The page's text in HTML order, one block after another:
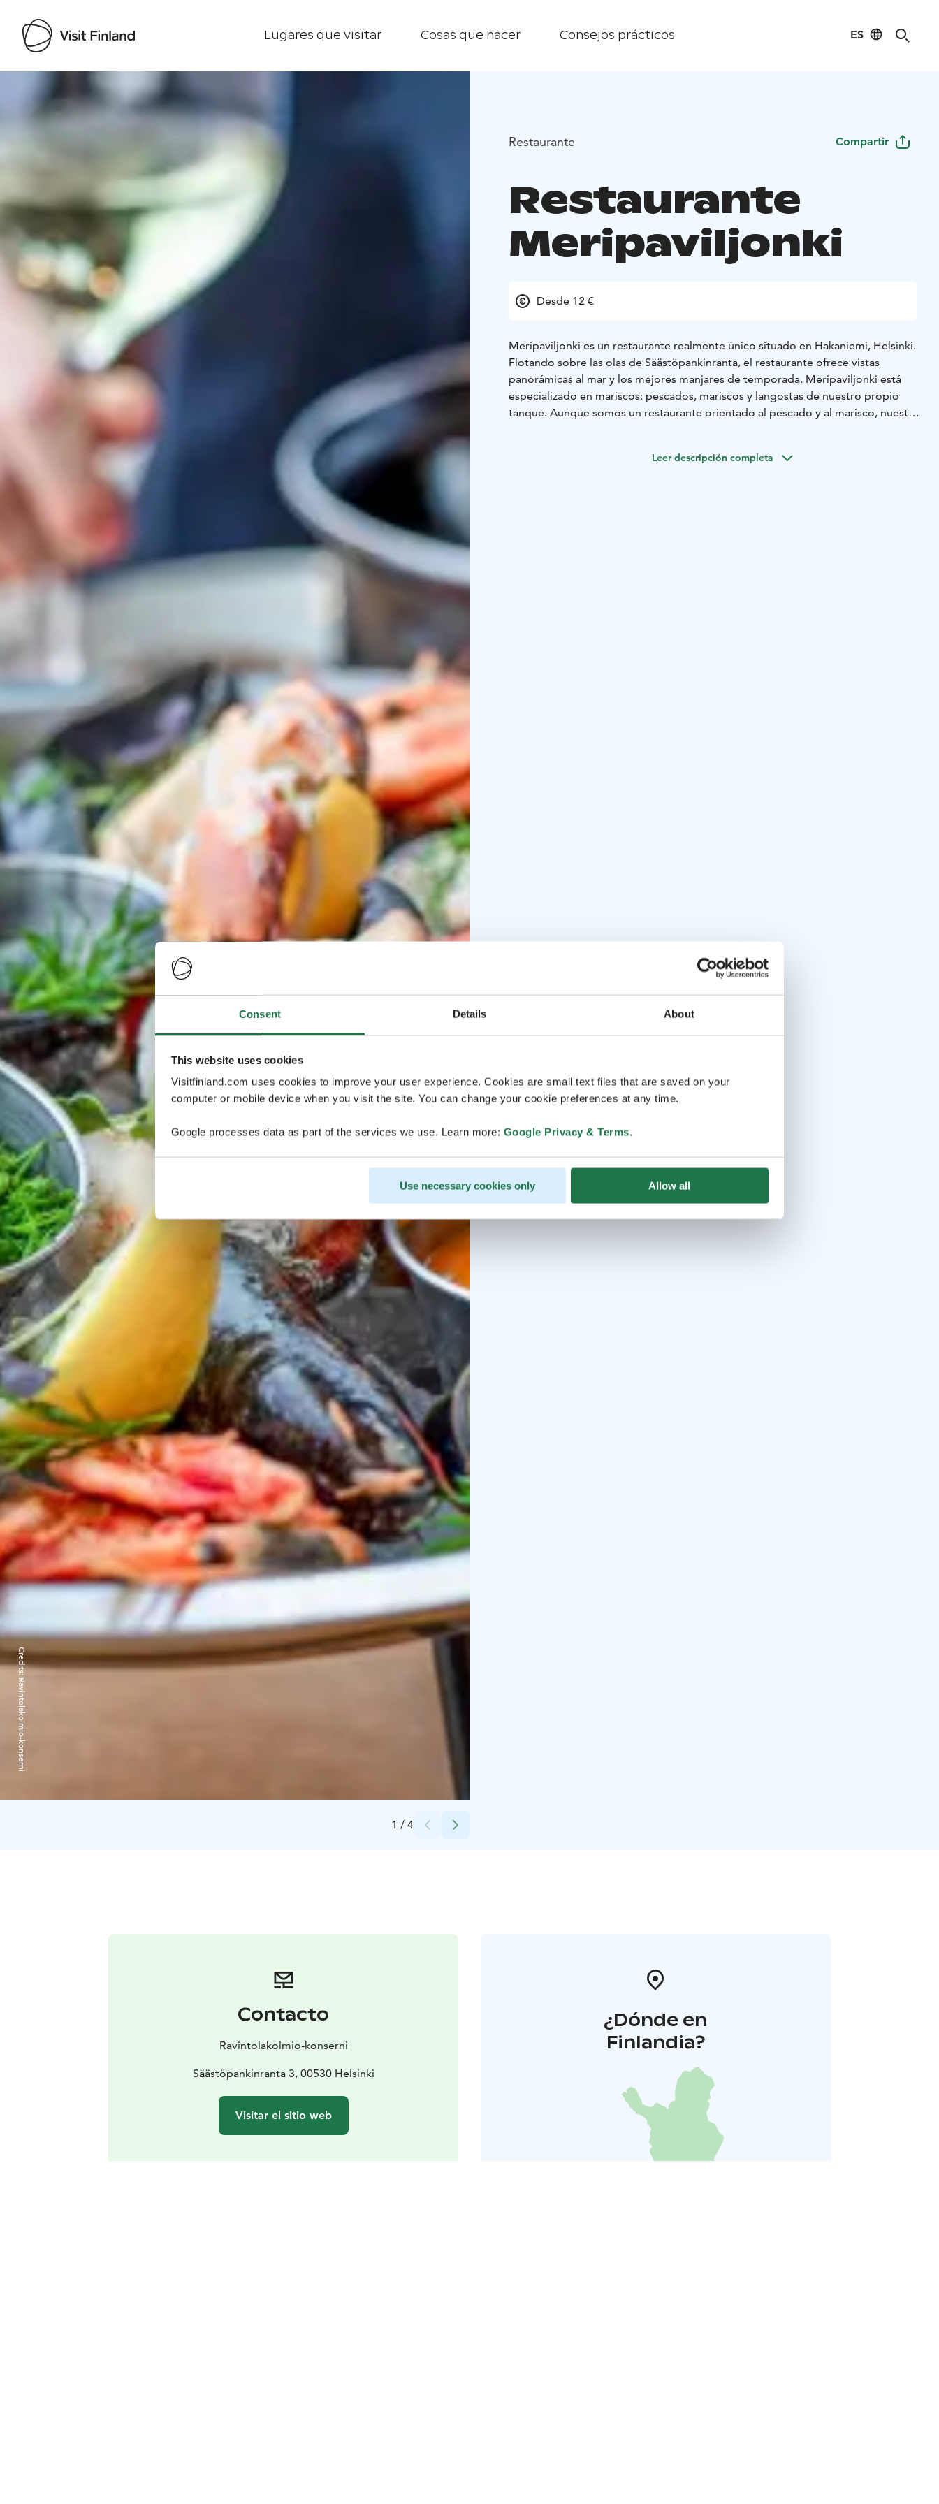
Consent Details About
This website uses cookies
Visitfinland.com uses cookies to improve your user experience. Cookies are small text files that are saved on your
computer or mobile device when you visit the site. You can change your cookie preferences at any time.
Google processes data as part of the services we use. Learn more: Google Privacy & Terms.
Use necessary cookies only Allow all
Lugares que visitar Cosas que hacer Consejos prácticos ES
Visit Finland
1 / 4
Credits:
Ravintolakolmio-konserni
Restaurante Compartir
Restaurante
Meripaviljonki
Desde 12 €
Meripaviljonki es un restaurante realmente único situado en Hakaniemi, Helsinki.
Flotando sobre las olas de Säästöpankinranta, el restaurante ofrece vistas
panorámicas al mar y los mejores manjares de temporada. Meripaviljonki está
especializado en mariscos: pescados, mariscos y langostas de nuestro propio
tanque. Aunque somos un restaurante orientado al pescado y al marisco, nuestra
Leer descripción completa
Contacto
Ravintolakolmio-konserni
Säästöpankinranta 3, 00530 Helsinki
Visitar el sitio web
¿Dónde en
Finlandia?